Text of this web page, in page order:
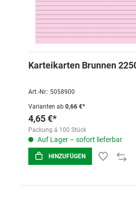
Karteikarten Brunnen
Art.-Nr.: 5058900
Varianten ab 0,66 €*
4,65 €*
Packung á 100 Stück
Auf Lager – sofort lieferbar
HINZUFÜGEN